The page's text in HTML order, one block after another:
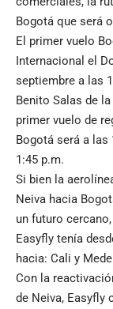
Bogotá que será
El primer vuelo
Internacional el
septiembre a las
Benito Salas de
primer vuelo de
Bogotá será a las
1:45 p.m.
Si bien la
Neiva hacia
un futuro
Easyfly tenía
hacia: Cali y
Con la
de Neiva, Easyfly